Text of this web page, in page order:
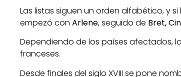
Las listas siguen un orden alfabético, y
empezó con Arlene, seguido de Bret,
Dependiendo de los países afectados,
franceses.
Desde finales del siglo XVIII se pone